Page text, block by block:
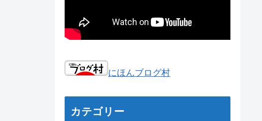
にほんブログ村
カテゴリー